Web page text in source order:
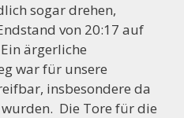
sogar drehen,
von 20:17 auf
ärgerliche
war für unsere
insbesondere da
Die Tore für die